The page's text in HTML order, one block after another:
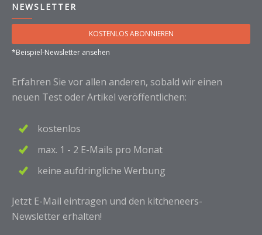
NEWSLETTER
KOSTENLOS ABONNIEREN
*Beispiel-Newsletter ansehen
Erfahren Sie vor allen anderen, sobald wir einen
neuen Test oder Artikel veröffentlichen:
kostenlos
max. 1 - 2 E-Mails pro Monat
keine aufdringliche Werbung
Jetzt E-Mail eintragen und den kitcheneers-
Newsletter erhalten!